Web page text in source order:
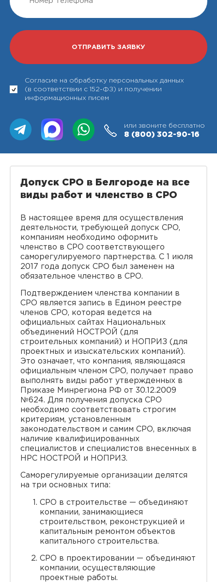
Согласие на обработку персональных данных
(в соответствии с 152-ФЗ) и получении
информационных писем
или звоните бесплатно
8 (800) 302-90-16
Допуск СРО в Белгороде на все
виды работ и членство в СРО
В настоящее время для осуществления
деятельности, требующей допуск СРО,
компаниям необходимо оформить
членство в СРО соответствующего
саморегулируемого партнерства. С 1 июля
2017 года допуск СРО был заменен на
обязательное членство в СРО.
Подтверждением членства компании в
СРО является запись в Едином реестре
членов СРО, которая ведется на
официальных сайтах Национальных
объединений НОСТРОЙ (для
строительных компаний) и НОПРИЗ (для
проектных и изыскательских компаний).
Это означает, что компания, являющаяся
официальным членом СРО, получает право
выполнять виды работ утвержденных в
Приказе Минрегиона РФ от 30.12.2009
№624. Для получения допуска СРО
необходимо соответствовать строгим
критериям, установленным
законодательством и самим СРО, включая
наличие квалифицированных
специалистов и специалистов внесенных в
НРС НОСТРОЙ и НОПРИЗ.
Саморегулируемые организации делятся
на три основных типа:
СРО в строительстве — объединяют
компании, занимающиеся
строительством, реконструкцией и
капитальным ремонтом объектов
капитального строительства.
СРО в проектировании — объединяют
компании, осуществляющие
проектные работы.